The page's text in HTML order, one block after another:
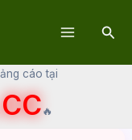
cáo tại
🔥